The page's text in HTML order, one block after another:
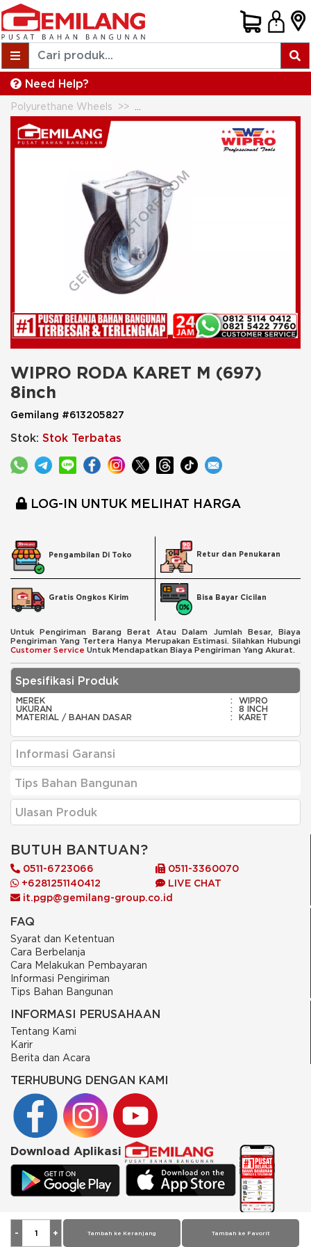
Need Help?
Polyurethane Wheels
WIPRO RODA KARET M (697)
8inch
Gemilang #613205827
Stok: Stok Terbatas
LOG-IN UNTUK MELIHAT HARGA
Tambah ke Keranjang Tambah ke Favorit
Pengambilan Di Toko Retur dan Penukaran
Gratis Ongkos Kirim Bisa Bayar Cicilan
Untuk Pengiriman Barang Berat Atau Dalam Jumlah Besar, Biaya
Pengiriman Yang Tertera Hanya Merupakan Estimasi. Silahkan Hubungi
Customer Service Untuk Mendapatkan Biaya Pengiriman Yang Akurat.
Spesifikasi Produk
MEREK : WIPRO
UKURAN
: 8 INCH
MATERIAL / BAHAN DASAR
: KARET
Informasi Garansi
Tips Bahan Bangunan
Ulasan Produk
BUTUH BANTUAN?
0511-6723066
0511-3360070
+6281251140412
LIVE CHAT
it.pgp@gemilang-group.co.id
FAQ
Syarat dan Ketentuan
Cara Berbelanja
Cara Melakukan Pembayaran
Informasi Pengiriman
Tips Bahan Bangunan
INFORMASI PERUSAHAAN
Tentang Kami
Karir
Berita dan Acara
TERHUBUNG DENGAN KAMI
Download Aplikasi
© 2026 PT Putra Gemilang Prima. All rights reserved